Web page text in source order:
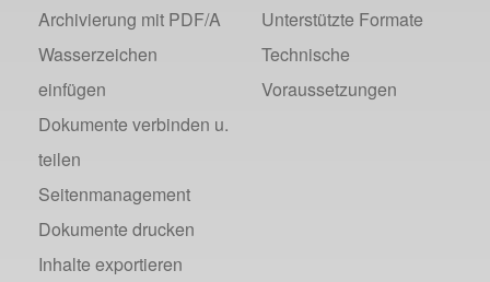
Archivierung mit PDF/A
Wasserzeichen
einfügen
Dokumente verbinden u.
teilen
Seitenmanagement
Dokumente drucken
Inhalte exportieren
Unterstützte Formate
Technische
Voraussetzungen